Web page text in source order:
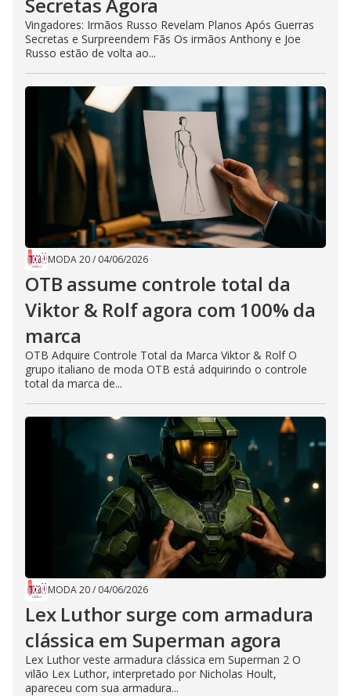
Vingadores: Irmãos Russo Revelam Planos Após Guerras
Secretas e Surpreendem Fãs Os irmãos Anthony e Joe
Russo estão de volta ao...
MODA 20/ 04/06/2026
OTB assume controle total da
Viktor & Rolf agora com 100% da
marca
OTB Adquire Controle Total da Marca Viktor & Rolf O
grupo italiano de moda OTB está adquirindo o controle
total da marca de...
MODA 20/ 04/06/2026
Lex Luthor surge com armadura
clássica em Superman agora
Lex Luthor veste armadura clássica em Superman 2 O
vilão Lex Luthor, interpretado por Nicholas Hoult,
apareceu com sua armadura...